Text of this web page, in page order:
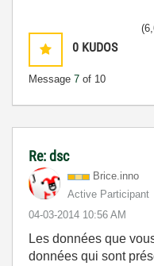
0 KUDOS
Message 7 of 10
Re: dsc
Brice.inno
Active Participant
‎04-03-2014 10:56 AM
Les données que
données qui sont